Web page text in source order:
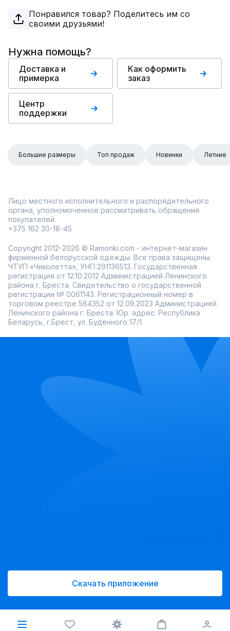
Понравился товар? Поделитесь им со
своими друзьями!
Нужна помощь?
Доставка и
примерка
Как оформить
заказ
Центр
поддержки
Большие размеры Топ продаж Новинки Летние
Лицо местного исполнительного и распорядительного
органа, уполномоченное рассматривать обращения
покупателей:
+375 162 30-18-45
Copyright 2012-2026 © Ramonki.com - интернет-магазин
фирменной белорусской одежды. Все права защищены.
ЧТУП «Чиколетта», УНП 291136513. Государственная
регистрация от 12.10.2012 Администрацией Ленинского
района г. Бреста. Свидетельство о государственной
регистрации № 0061143. Регистрационный номер в
торговом реестре 564352 от 12.09.2023 Администрацией
Ленинского района г. Бреста. Юр. адрес: Республика
Беларусь, г.Брест, ул. Буденного 17/1.
Скачать приложение